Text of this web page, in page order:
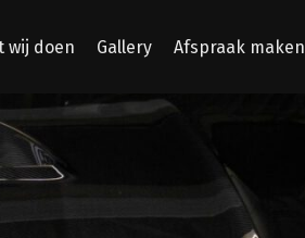
wij doen Gallery Afspraak maken